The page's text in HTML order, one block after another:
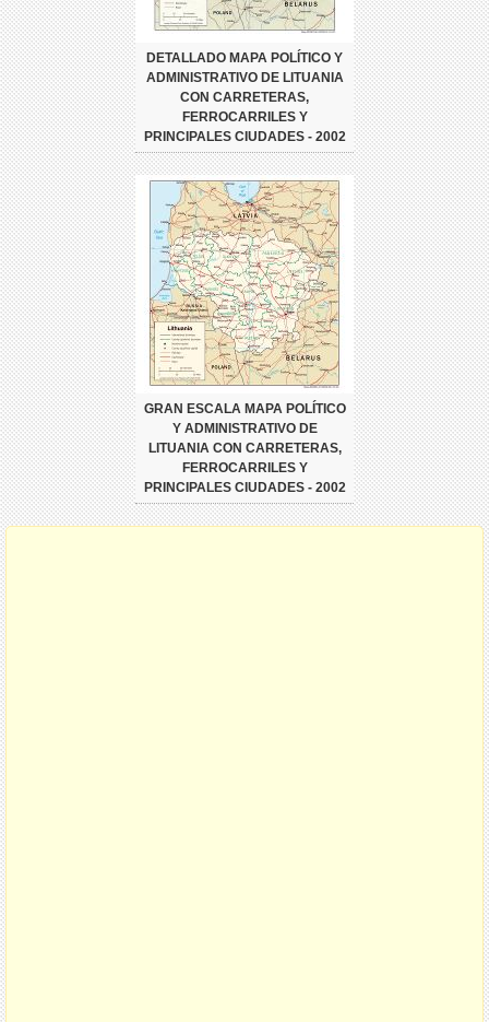
DETALLADO MAPA POLÍTICO Y
ADMINISTRATIVO DE LITUANIA
CON CARRETERAS,
FERROCARRILES Y
PRINCIPALES CIUDADES - 2002
GRAN ESCALA MAPA POLÍTICO
Y ADMINISTRATIVO DE
LITUANIA CON CARRETERAS,
FERROCARRILES Y
PRINCIPALES CIUDADES - 2002